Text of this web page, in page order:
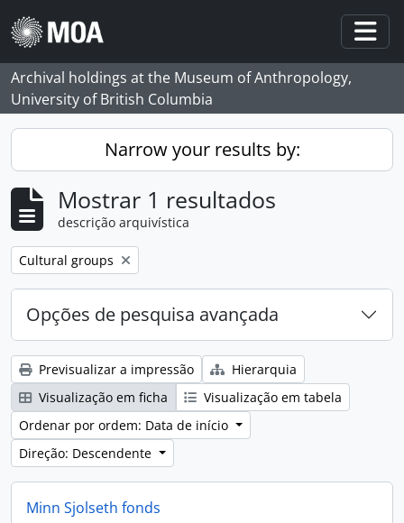
Skip to main content
Archival holdings at the Museum of Anthropology,
University of British Columbia
Narrow your results by:
Mostrar 1 resultados
descrição arquivística
Remove filter:
Cultural groups
Opções de pesquisa avançada
Previsualizar a impressão
Hierarquia
Visualização em ficha
Visualização em tabela
Ordenar por ordem: Data de início
Direção: Descendente
Minn Sjolseth fonds